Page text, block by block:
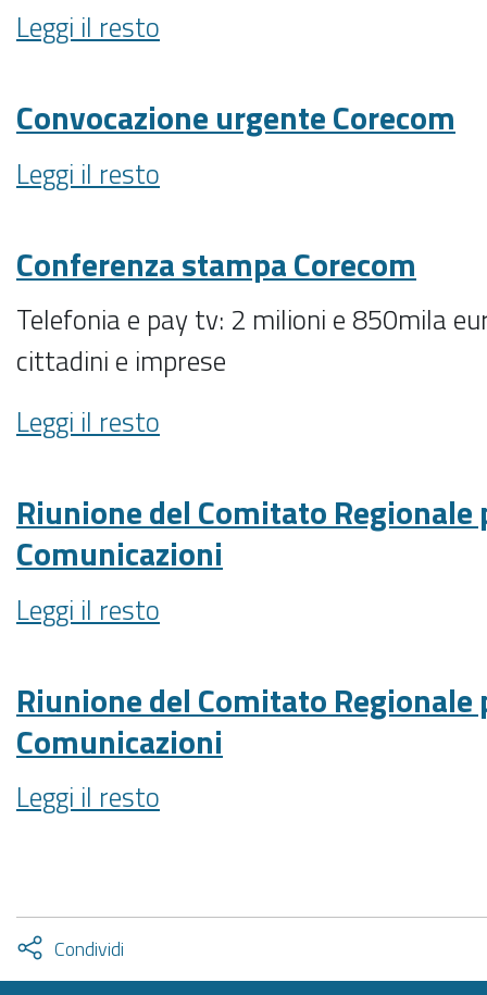
Riunione
del
Regionale
per
le
Comunicazioni
Leggi il resto
Convocazione urgente Corecom
Convocazione
urgente
-
Leggi il resto
Conferenza stampa Corecom
Telefonia e pay tv: 2 milioni e 850mila
cittadini e imprese
Conferenza
stampa
-
Leggi il resto
Riunione del Comitato Regionale
Comunicazioni
Riunione
del
Regionale
per
le
-
Leggi il resto
Riunione del Comitato Regionale
Comunicazioni
Riunione
del
le
Comunicazioni
Leggi il resto
Condividi
facebook
twitter
Attiva
condividi